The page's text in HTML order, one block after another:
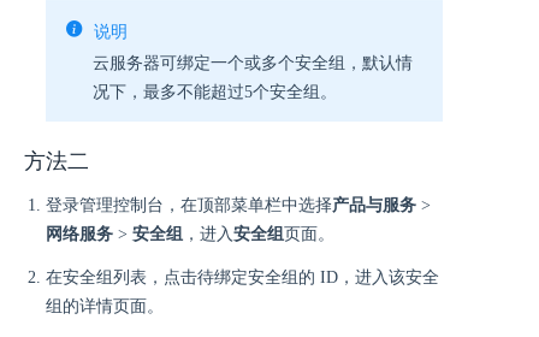
说明
云服务器可绑定一个或多个安全组，默认情
况下，最多不能超过5个安全组。
方法二
登录管理控制台，在顶部菜单栏中选择产品与服务 >
网络服务 > 安全组 ，进入 安全组 页面。
在安全组列表，点击待绑定安全组的 ID，进入该安全
组的详情页面。